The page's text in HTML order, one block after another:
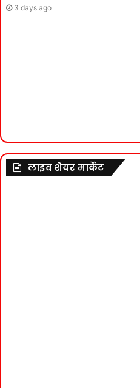
3 days ago
लाइव शेयर मार्केट